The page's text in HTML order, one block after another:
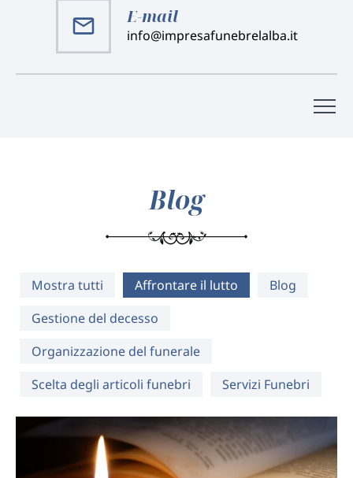
E-mail
info@impresafunebrelalba.it
Blog
Mostra tutti Affrontare il lutto
Blog
Gestione del decesso
Organizzazione del funerale
Scelta degli articoli funebri
Servizi Funebri